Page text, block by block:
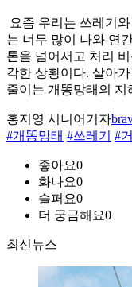
요즘 우리는 쓰레기
는 너무 많이 나와 연
톤을 넘어서고 처리
각한 상황이다. 살아
줄이는 개똥망태의 지
홍지영 시니어기자
#개똥망태 #쓰레기 #
좋아요0
화나요0
슬퍼요0
더 궁금해요0
최신뉴스